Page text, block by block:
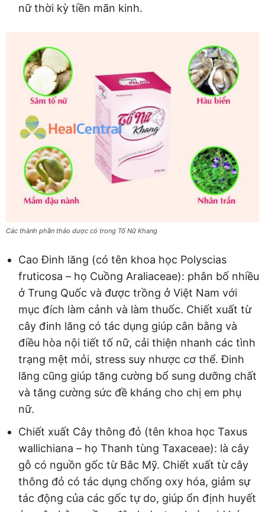
nữ thời kỳ tiền mãn kinh.
Các thành phần thảo dược có trong Tố Nữ Khang
Cao Đinh lăng (có tên khoa học Polyscias
fruticosa – họ Cuồng Araliaceae): phân bố nhiều
ở Trung Quốc và được trồng ở Việt Nam với
mục đích làm cảnh và làm thuốc. Chiết xuất từ
cây đinh lăng có tác dụng giúp cân bằng và
điều hòa nội tiết tố nữ, cải thiện nhanh các tình
trạng mệt mỏi, stress suy nhược cơ thể. Đinh
lăng cũng giúp tăng cường bổ sung dưỡng chất
và tăng cường sức đề kháng cho chị em phụ
nữ.
Chiết xuất Cây thông đỏ (tên khoa học Taxus
wallichiana – họ Thanh tùng Taxaceae): là cây
gỗ có nguồn gốc từ Bắc Mỹ. Chiết xuất từ cây
thông đỏ có tác dụng chống oxy hóa, giảm sự
tác động của các gốc tự do, giúp ổn định huyết